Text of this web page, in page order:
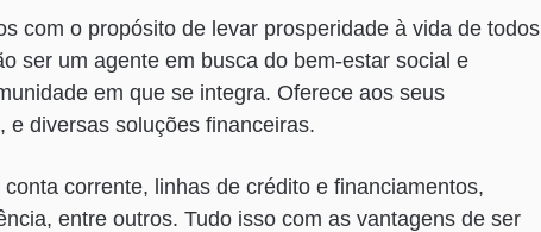
com o propósito de levar prosperidade à vida de todos
ser um agente em busca do bem-estar social e
em que se integra. Oferece aos seus
e diversas soluções financeiras.
corrente, linhas de crédito e financiamentos,
entre outros. Tudo isso com as vantagens de ser